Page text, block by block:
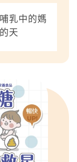
乳中的媽
天